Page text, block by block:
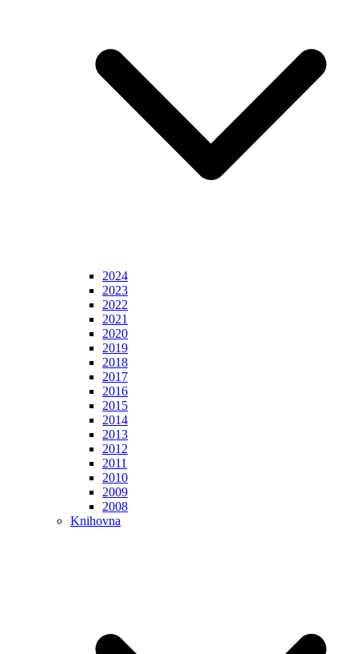
2024
2023
2022
2021
2020
2019
2018
2017
2016
2015
2014
2013
2012
2011
2010
2009
2008
Knihovna